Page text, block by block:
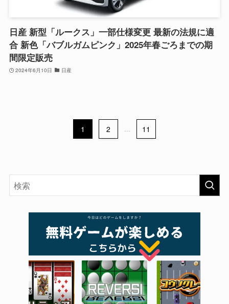
日産 新型「ルークス」一部仕様変更 最新の法規に適
合 新色「バブルガムピンク」2025年春ごろまでの期
間限定販売
2024年6月10日 日産
1 2 ... 11